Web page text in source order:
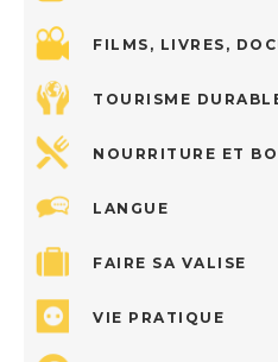
FILMS, LIVRES,
TOURISME
NOURRITURE ET
LANGUE
FAIRE SA VALISE
VIE PRATIQUE